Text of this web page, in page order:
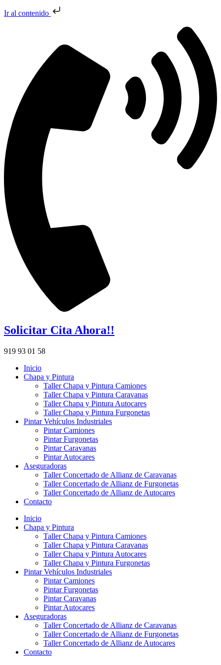
Ir al contenido
Solicitar Cita Ahora!!
919 93 01 58
Inicio
Chapa y Pintura
Taller Chapa y Pintura Camiones
Taller Chapa y Pintura Caravanas
Taller Chapa y Pintura Autocares
Taller Chapa y Pintura Furgonetas
Pintar Vehículos Industriales
Pintar Camiones
Pintar Furgonetas
Pintar Caravanas
Pintar Autocares
Aseguradoras
Taller Concertado de Allianz de Caravanas
Taller Concertado de Allianz de Furgonetas
Taller Concertado de Allianz de Autocares
Contacto
Inicio
Chapa y Pintura
Taller Chapa y Pintura Camiones
Taller Chapa y Pintura Caravanas
Taller Chapa y Pintura Autocares
Taller Chapa y Pintura Furgonetas
Pintar Vehículos Industriales
Pintar Camiones
Pintar Furgonetas
Pintar Caravanas
Pintar Autocares
Aseguradoras
Taller Concertado de Allianz de Caravanas
Taller Concertado de Allianz de Furgonetas
Taller Concertado de Allianz de Autocares
Contacto